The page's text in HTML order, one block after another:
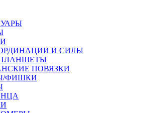
И СИЛЫ
ПОВЯЗКИ
ФИШКИ